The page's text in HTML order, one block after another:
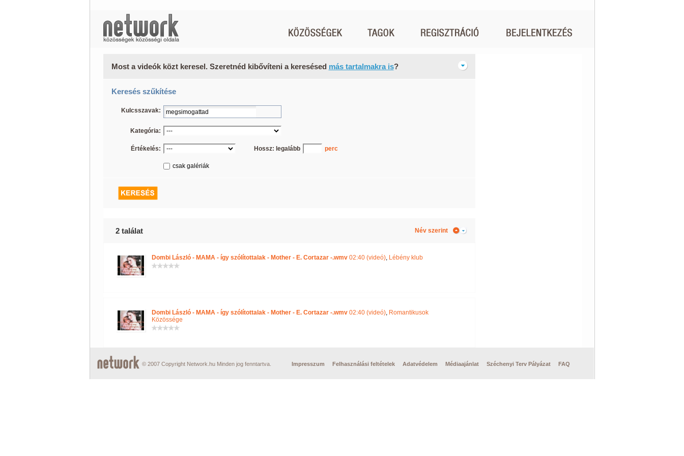
Most a videók közt keresel. Szeretnéd kibővíteni a keresésed más tartalmakra is?
Keresés szűkítése
Kulcsszavak:
Kategória:
Értékelés: Hossz: legalább perc
csak galériák
2 találat Név szerint
Dombi László - MAMA - így szólítottalak - Mother - E. Cortazar -.wmv02:40 (videó), Lébény klub
Dombi László - MAMA - így szólítottalak - Mother - E. Cortazar -.wmv02:40 (videó), Romantikusok
Közössége
© 2007 Copyright Network.hu Minden jog fenntartva. Impresszum Felhasználási feltételek Adatvédelem Médiaajánlat Széchenyi Terv Pályázat FAQ